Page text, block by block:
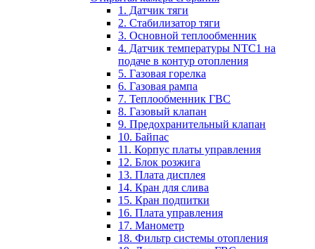
1. Датчик тяги
2. Стабилизатор тяги
3. Основной теплообменник
4. Датчик температуры NTC1 на
подаче в контур отопления
5. Газовая горелка
6. Газовая рампа
7. Теплообменник ГВС
8. Газовый клапан
9. Предохранительный клапан
10. Байпас
11. Корпус платы управления
12. Блок розжига
13. Плата дисплея
14. Кран для слива
15. Кран подпитки
16. Плата управления
17. Манометр
18. Фильтр системы отопления